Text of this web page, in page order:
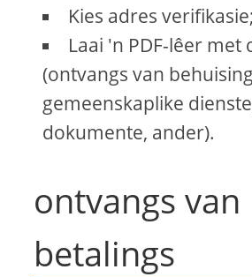
Kies adres verifikasie;
Laai 'n PDF-lêer met
(ontvangs van
gemeenskaplike
dokumente, ander).
ontvangs van
betalings